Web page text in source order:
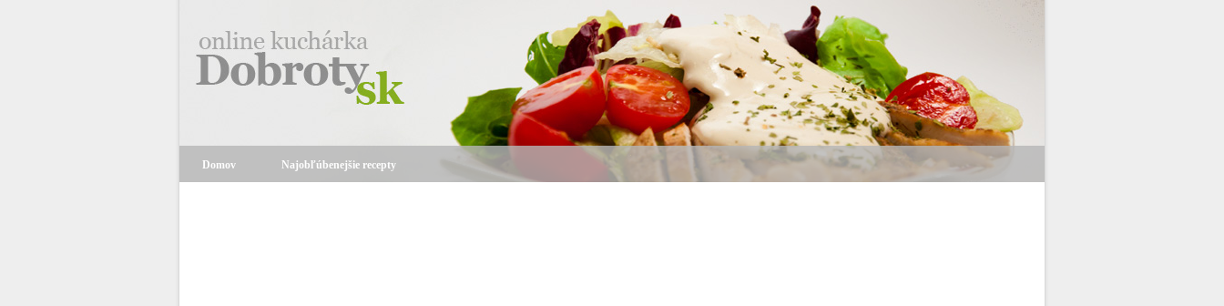
Domov Najobľúbenejšie recepty